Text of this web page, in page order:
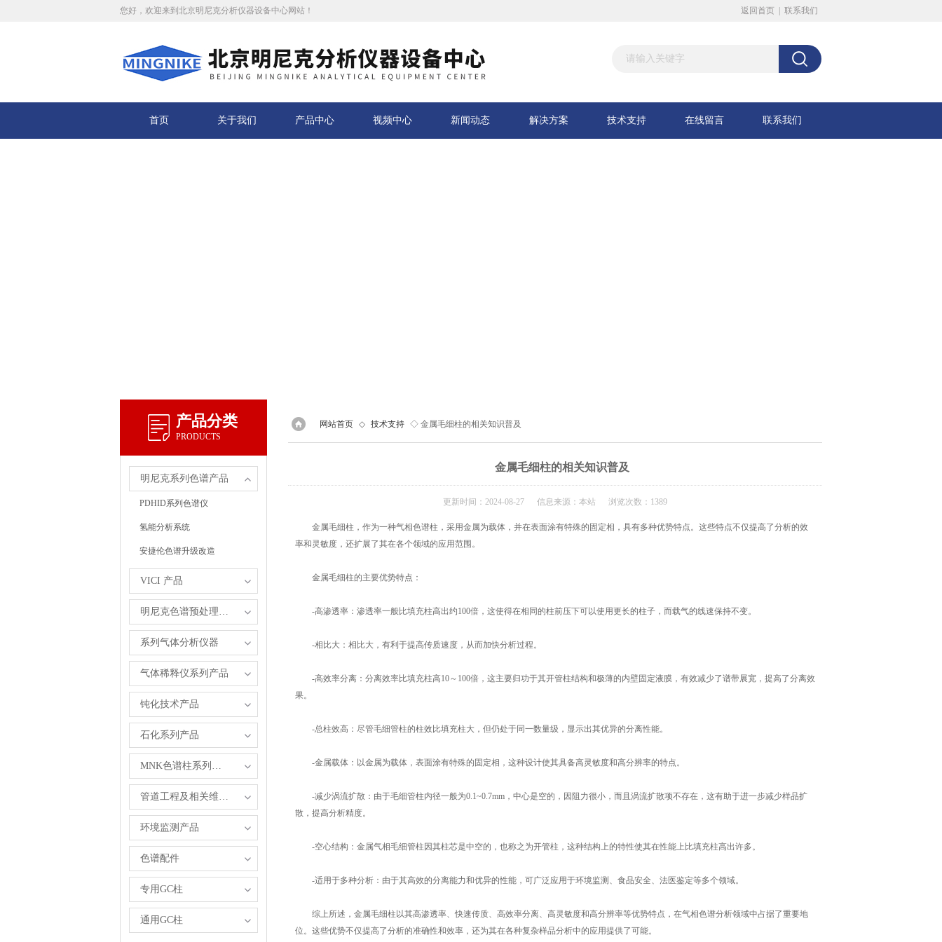
您好，欢迎来到北京明尼克分析仪器设备中心网站！ 返回首页 联系我们
首页 关于我们 产品中心 视频中心 新闻动态 解决方案 技术支持 在线留言 联系我们
产品分类
PRODUCTS
明尼克系列色谱产品
PDHID系列色谱仪
氢能分析系统
安捷伦色谱升级改造
VICI 产品
明尼克色谱预处理自主产品
系列气体分析仪器
气体稀释仪系列产品
钝化技术产品
石化系列产品
MNK色谱柱系列产品
管道工程及相关维修服务
环境监测产品
色谱配件
专用GC柱
通用GC柱
网站首页 ◇ 技术支持 ◇ 金属毛细柱的相关知识普及
金属毛细柱的相关知识普及
更新时间：2024-08-27 信息来源：本站 浏览次数：1389
金属毛细柱，作为一种气相色谱柱，采用金属为载体，并在表面涂有特殊的固定相，具有多种优势特点。这些特点不仅提高了分析的效
率和灵敏度，还扩展了其在各个领域的应用范围。
金属毛细柱的主要优势特点：
-高渗透率：渗透率一般比填充柱高出约100倍，这使得在相同的柱前压下可以使用更长的柱子，而载气的线速保持不变。
-相比大：相比大，有利于提高传质速度，从而加快分析过程。
-高效率分离：分离效率比填充柱高10～100倍，这主要归功于其开管柱结构和极薄的内壁固定液膜，有效减少了谱带展宽，提高了分离效
果。
-总柱效高：尽管毛细管柱的柱效比填充柱大，但仍处于同一数量级，显示出其优异的分离性能。
-金属载体：以金属为载体，表面涂有特殊的固定相，这种设计使其具备高灵敏度和高分辨率的特点。
-减少涡流扩散：由于毛细管柱内径一般为0.1~0.7mm，中心是空的，因阻力很小，而且涡流扩散项不存在，这有助于进一步减少样品扩
散，提高分析精度。
-空心结构：金属气相毛细管柱因其柱芯是中空的，也称之为开管柱，这种结构上的特性使其在性能上比填充柱高出许多。
-适用于多种分析：由于其高效的分离能力和优异的性能，可广泛应用于环境监测、食品安全、法医鉴定等多个领域。
综上所述，金属毛细柱以其高渗透率、快速传质、高效率分离、高灵敏度和高分辨率等优势特点，在气相色谱分析领域中占据了重要地
位。这些优势不仅提高了分析的准确性和效率，还为其在各种复杂样品分析中的应用提供了可能。